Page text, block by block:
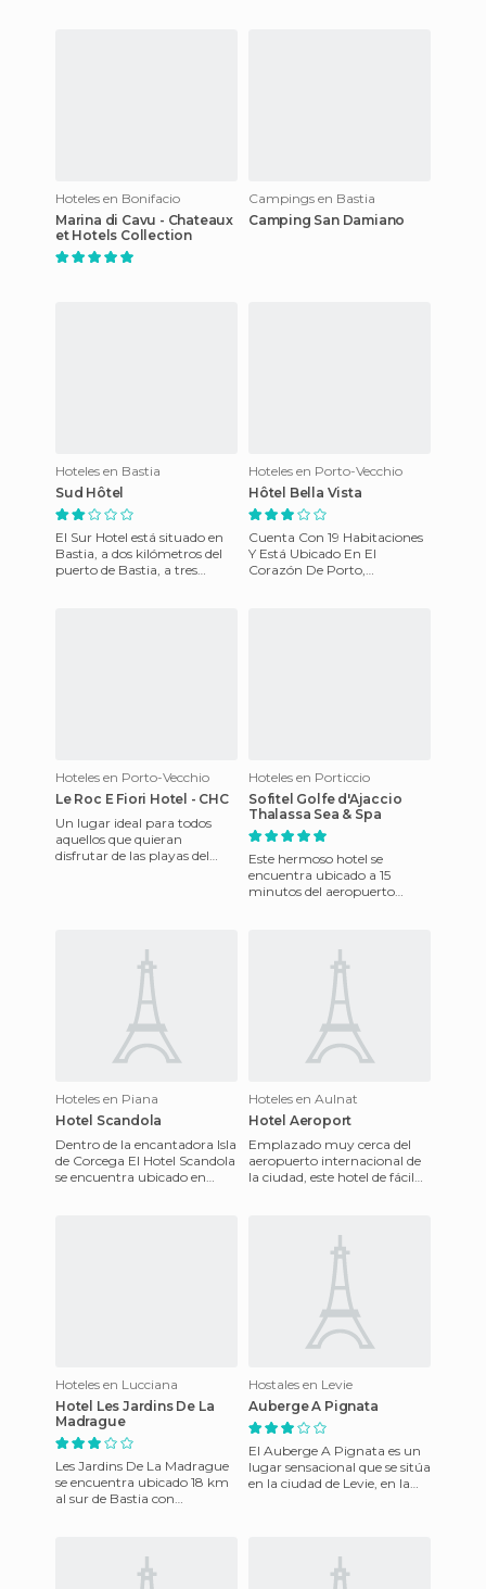
Hoteles en Bonifacio
Marina di Cavu - Chateaux
et Hotels Collection
Campings en Bastia
Camping San Damiano
Hoteles en Bastia
Sud Hôtel
El Sur Hotel está situado en
Bastia, a dos kilómetros del
puerto de Bastia, a tres
Hoteles en Porto-Vecchio
Hôtel Bella Vista
Cuenta Con 19 Habitaciones
Y Está Ubicado En El
Corazón De Porto,
Hoteles en Porto-Vecchio
Le Roc E Fiori Hotel - CHC
Un lugar ideal para todos
aquellos que quieran
disfrutar de las playas del
Hoteles en Porticcio
Sofitel Golfe d'Ajaccio
Thalassa Sea & Spa
Este hermoso hotel se
encuentra ubicado a 15
minutos del aeropuerto
Hoteles en Piana
Hotel Scandola
Dentro de la encantadora Isla
de Corcega El Hotel Scandola
se encuentra ubicado en
Hoteles en Aulnat
Hotel Aeroport
Emplazado muy cerca del
aeropuerto internacional de
la ciudad, este hotel de fácil
Hoteles en Lucciana
Hotel Les Jardins De La
Madrague
Les Jardins De La Madrague
se encuentra ubicado 18 km
al sur de Bastia con
Hostales en Levie
Auberge A Pignata
El Auberge A Pignata es un
lugar sensacional que se sitúa
en la ciudad de Levie, en la